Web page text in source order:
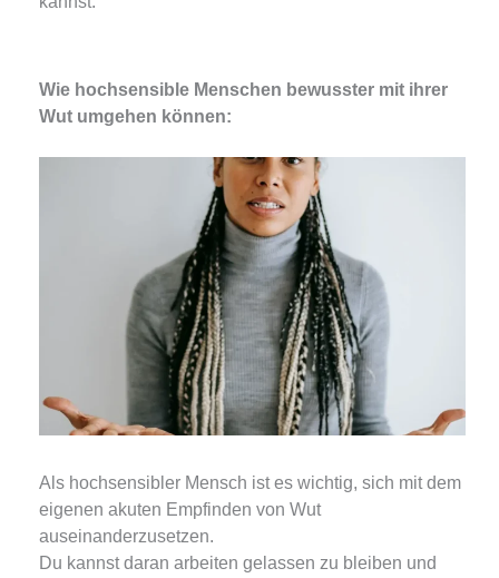
Wie hochsensible Menschen bewusster mit ihrer
Wut umgehen können:
Als hochsensibler Mensch ist es wichtig, sich mit dem
eigenen akuten Empfinden von Wut
auseinanderzusetzen.
Du kannst daran arbeiten gelassen zu bleiben und